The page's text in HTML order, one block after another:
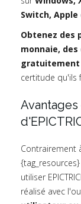
Switch, Apple
Obtenez des
monnaie,
certitude qu'ils
Contrairement
utiliser
réalisé avec